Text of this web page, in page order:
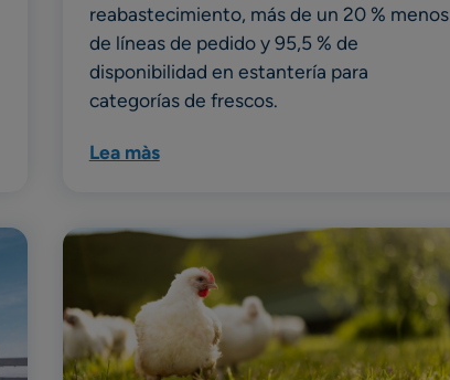
reabastecimiento, más de un 20 % menos
de líneas de pedido y 95,5 % de
disponibilidad en estantería para
categorías de frescos.
Lea màs